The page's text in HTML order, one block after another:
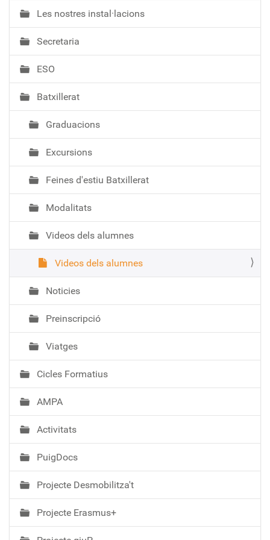
v
e
g
a
c
ó
Les nostres instal·lacions
Secretaria
ESO
Batxillerat
Graduacions
Excursions
Feines d'estiu Batxillerat
Modalitats
Videos dels alumnes
Videos dels alumnes
Noticies
Preinscripció
Viatges
Cicles Formatius
AMPA
Activitats
PuigDocs
Projecte Desmobilitza't
Projecte Erasmus+